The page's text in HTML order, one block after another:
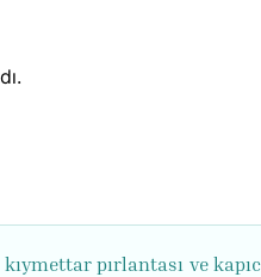
pırlantası ve